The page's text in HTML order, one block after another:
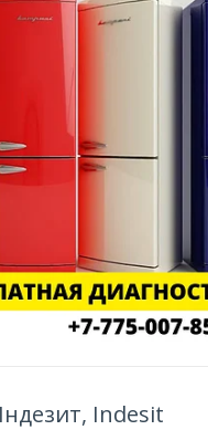
Indesit